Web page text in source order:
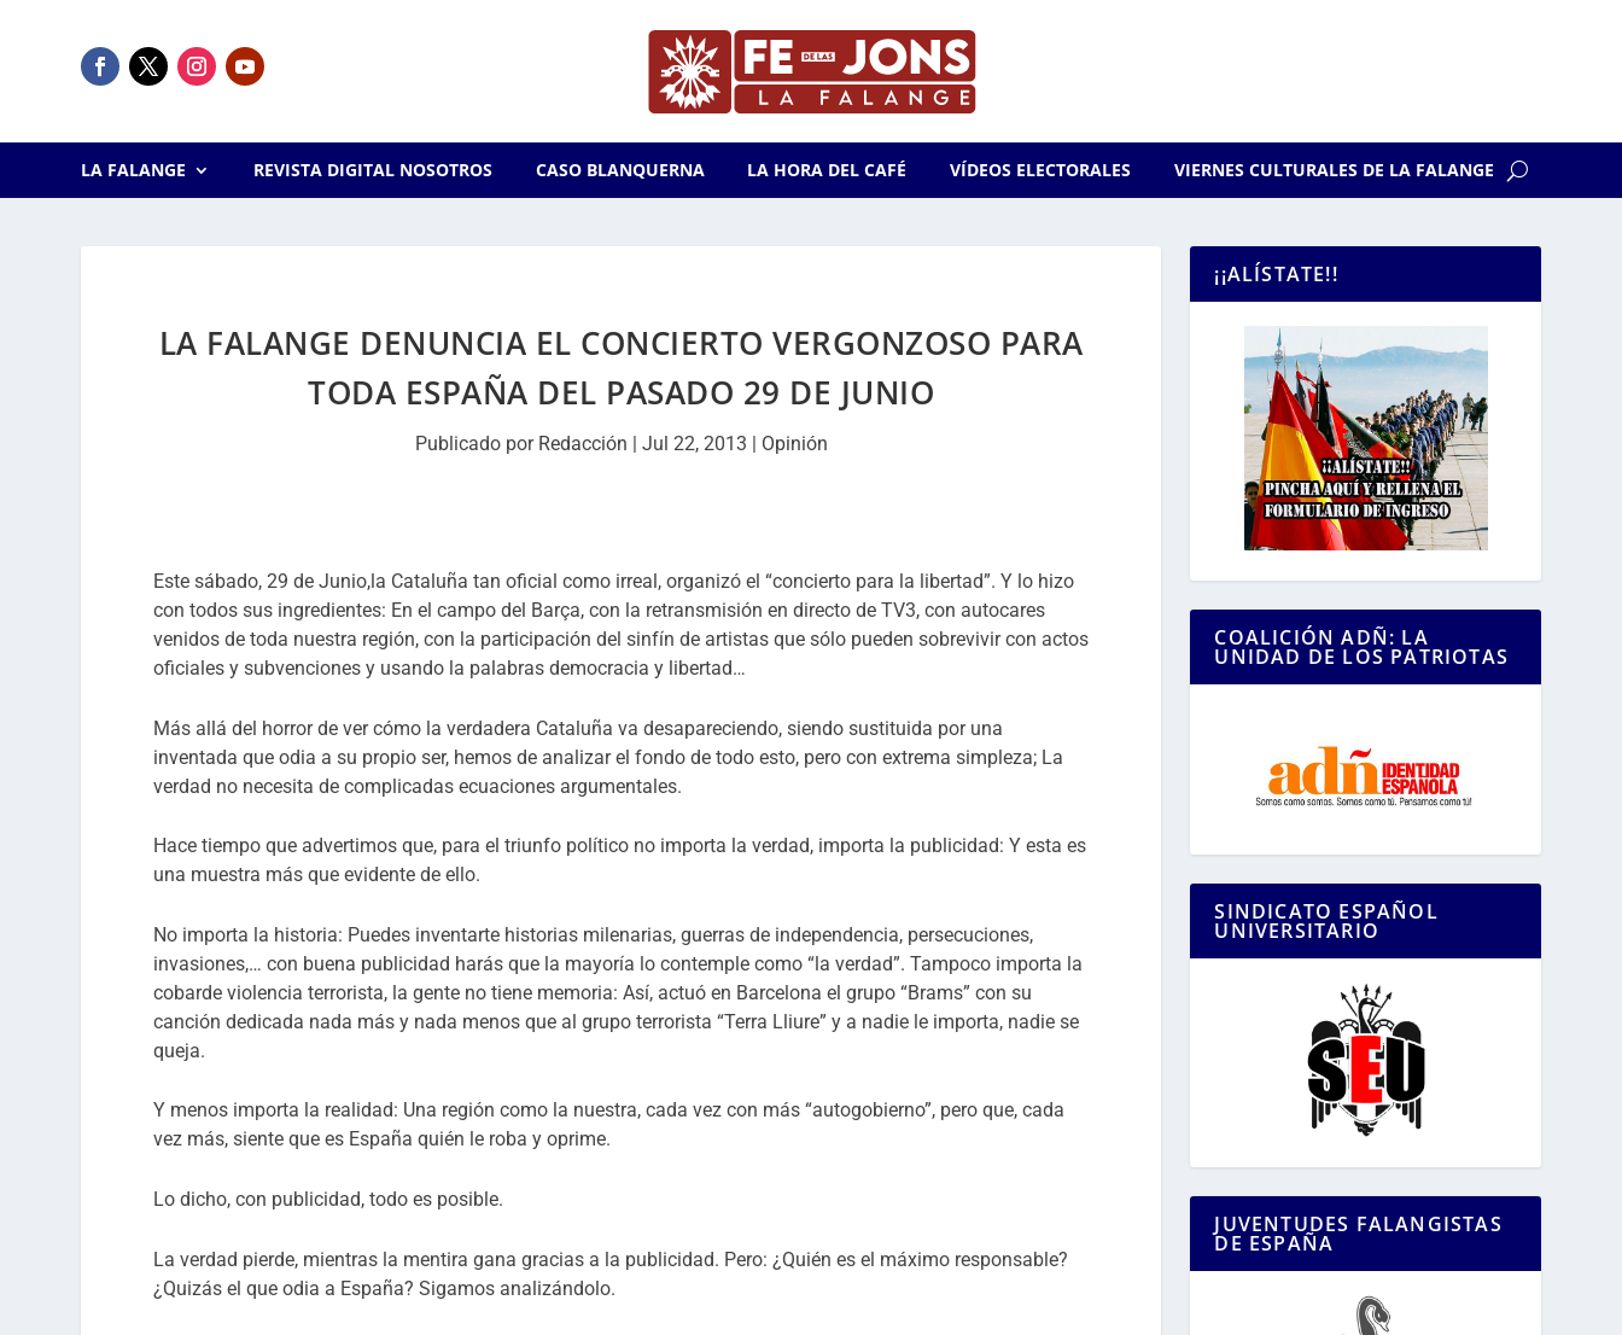
LA FALANGE REVISTA DIGITAL NOSOTROS CASO BLANQUERNA LA HORA DEL CAFÉ VÍDEOS ELECTORALES VIERNES CULTURALES DE LA FALANGE
LA FALANGE DENUNCIA EL CONCIERTO VERGONZOSO PARA
TODA ESPAÑA DEL PASADO 29 DE JUNIO
Publicado por Redacción | Jul 22, 2013 | Opinión
Este sábado, 29 de Junio,la Cataluña tan oficial como irreal, organizó el “concierto para la libertad”. Y lo hizo
con todos sus ingredientes: En el campo del Barça, con la retransmisión en directo de TV3, con autocares
venidos de toda nuestra región, con la participación del sinfín de artistas que sólo pueden sobrevivir con actos
oficiales y subvenciones y usando la palabras democracia y libertad…
Más allá del horror de ver cómo la verdadera Cataluña va desapareciendo, siendo sustituida por una
inventada que odia a su propio ser, hemos de analizar el fondo de todo esto, pero con extrema simpleza; La
verdad no necesita de complicadas ecuaciones argumentales.
Hace tiempo que advertimos que, para el triunfo político no importa la verdad, importa la publicidad: Y esta es
una muestra más que evidente de ello.
No importa la historia: Puedes inventarte historias milenarias, guerras de independencia, persecuciones,
invasiones,… con buena publicidad harás que la mayoría lo contemple como “la verdad”. Tampoco importa la
cobarde violencia terrorista, la gente no tiene memoria: Así, actuó en Barcelona el grupo “Brams” con su
canción dedicada nada más y nada menos que al grupo terrorista “Terra Lliure” y a nadie le importa, nadie se
queja.
Y menos importa la realidad: Una región como la nuestra, cada vez con más “autogobierno”, pero que, cada
vez más, siente que es España quién le roba y oprime.
Lo dicho, con publicidad, todo es posible.
La verdad pierde, mientras la mentira gana gracias a la publicidad. Pero: ¿Quién es el máximo responsable?
¿Quizás el que odia a España? Sigamos analizándolo.
¡¡ALÍSTATE!!
COALICIÓN ADÑ: LA
UNIDAD DE LOS PATRIOTAS
SINDICATO ESPAÑOL
UNIVERSITARIO
JUVENTUDES FALANGISTAS
DE ESPAÑA